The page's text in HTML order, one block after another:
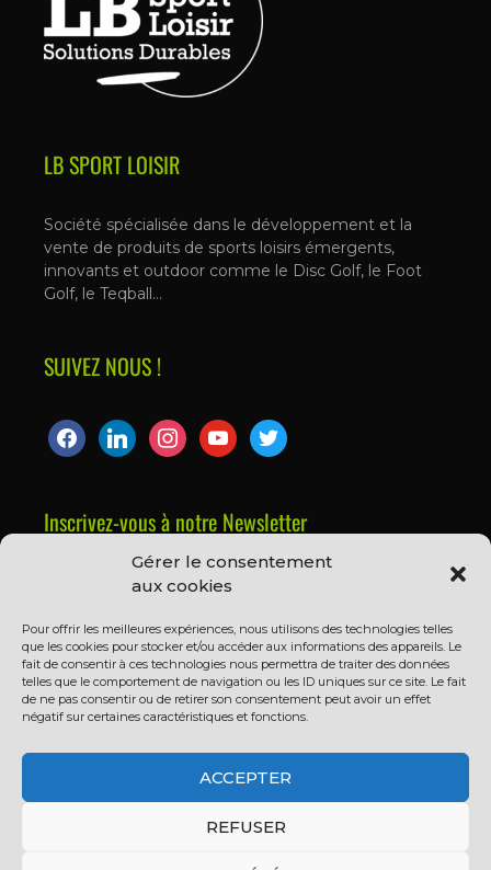
Gérer le consentement
aux cookies
Pour offrir les meilleures expériences, nous utilisons des technologies telles
que les cookies pour stocker et/ou accéder aux informations des appareils. Le
fait de consentir à ces technologies nous permettra de traiter des données
telles que le comportement de navigation ou les ID uniques sur ce site. Le fait
de ne pas consentir ou de retirer son consentement peut avoir un effet
négatif sur certaines caractéristiques et fonctions.
ACCEPTER
REFUSER
LB SPORT LOISIR
Société spécialisée dans le développement et la
vente de produits de sports loisirs émergents,
innovants et outdoor comme le Disc Golf, le Foot
Golf, le Teqball…
SUIVEZ NOUS !
Inscrivez-vous à notre Newsletter
Prénom ou nom complet
Email
confidentialité